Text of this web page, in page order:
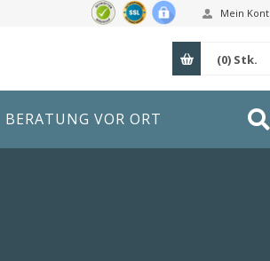
Mein
(0) Stk.
BERATUNG VOR ORT